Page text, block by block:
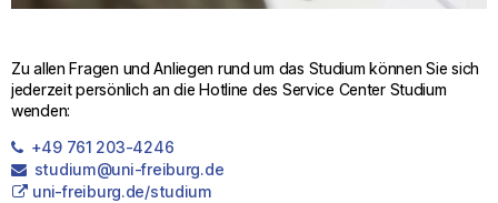
Zu allen Fragen und Anliegen rund um das Studium können Sie sich
jederzeit persönlich an die Hotline des Service Center Studium
wenden:
+49 761 203-4246
studium@uni-freiburg.de
uni-freiburg.de/studium